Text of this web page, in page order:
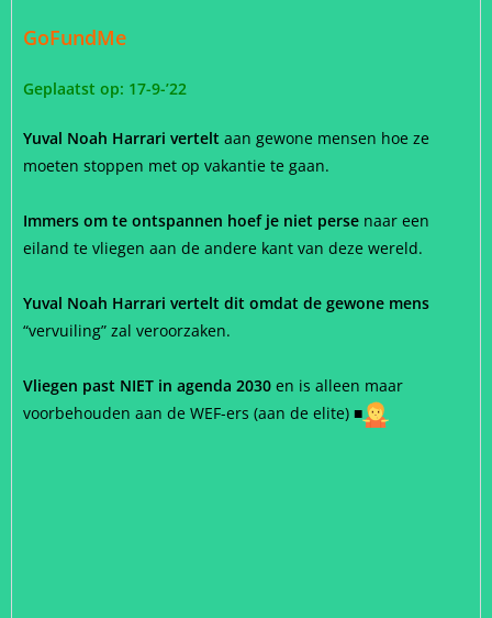
GoFundMe
Geplaatst op: 17-9-’22
Yuval Noah Harrari vertelt aan gewone mensen hoe ze
moeten stoppen met op vakantie te gaan.
Immers om te ontspannen hoef je niet perse naar een
eiland te vliegen aan de andere kant van deze wereld.
Yuval Noah Harrari vertelt dit omdat de gewone mens
“vervuiling” zal veroorzaken.
Vliegen past NIET in agenda 2030 en is alleen maar
voorbehouden aan de WEF-ers (aan de elite) ■